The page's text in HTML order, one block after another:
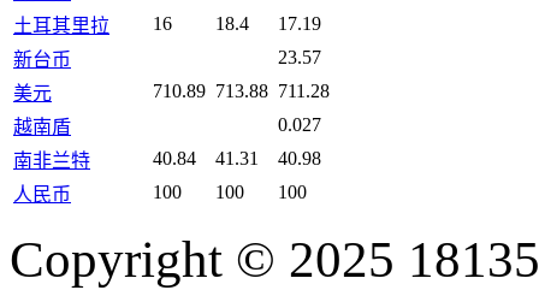
土耳其里拉
16 18.4
17.19
新台币
23.57
美元
710.89 713.88 711.28
越南盾
0.027
南非兰特
40.84 41.31
40.98
人民币
100 100 100
Copyright © 2025